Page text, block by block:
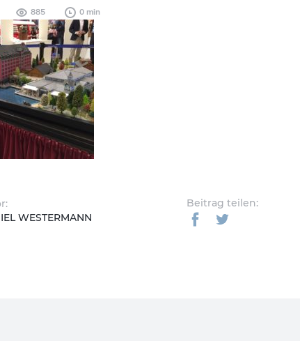
885 0 min
WESTERMANN
Beitrag teilen: